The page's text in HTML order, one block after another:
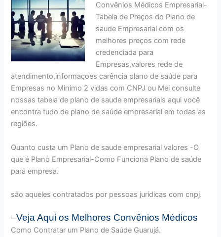
Convênios Médicos Empresarial-
Tabela de Preços do Plano de
saude Empresarial com os
melhores preços com rede
credenciada para
Empresas,valores rede de
atendimento,informaçoes carência plano de saúde para
Empresas no Minimo 2 vidas com CNPJ ou Mei consulte
nossas tabela de plano de saude empresariais aqui você
encontra tudo de plano de saúde empresarial em todas as
regiões.
Quanto custa um Plano de saude empresarial valores -O
que é Plano Empresarial-Como Funciona Plano de saúde
para empresa.
são aqueles contratados por pessoas jurídicas com cnpj.
–Veja Aqui os Melhores Convênios Médicos
Como Contratar um Plano de Saúde Guarujá.